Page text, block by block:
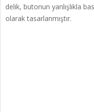
delik, butonun yanlışlıkla
olarak tasarlanmıştır.